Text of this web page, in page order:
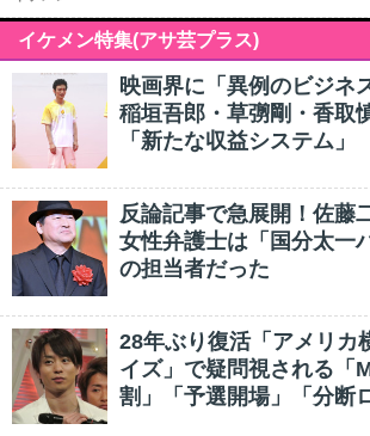
イケメン特集(アサ芸プラス)
映画界に「異例のビジネ
稲垣吾郎・草彅剛・香取
「新たな収益システム」
反論記事で急展開！佐藤
女性弁護士は「国分太一
の担当者だった
28年ぶり復活「アメリカ
イズ」で疑問視される「
割」「予選開場」「分断